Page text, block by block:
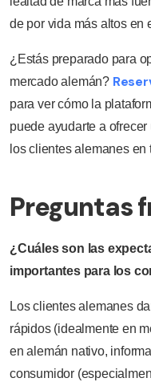
de por vida más altos en
¿Estás preparado para
mercado alemán?
para ver cómo la
puede ayudarte a
los clientes alemanes
Preguntas
¿Cuáles son las
importantes para los
Los clientes alemanes
rápidos (idealmente en
en alemán nativo,
consumidor